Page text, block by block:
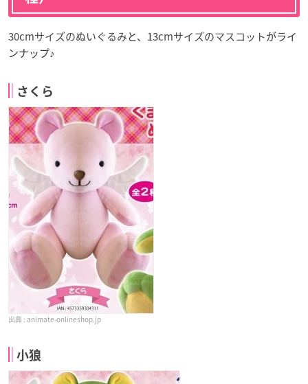
30cmサイズのぬいぐるみと、13cmサイズのマスコットがライ
ンナップ♪
さくら
animate-onlineshop.jp
小狼